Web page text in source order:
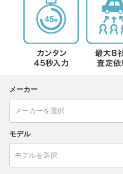
メーカー
モデル